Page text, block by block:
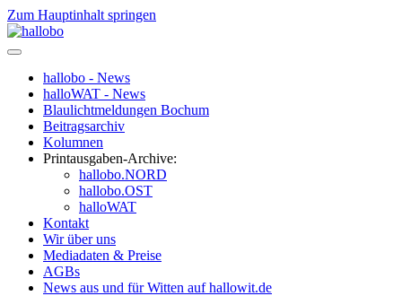
Zum Hauptinhalt springen
hallobo - News
halloWAT - News
Blaulichtmeldungen Bochum
Beitragsarchiv
Kolumnen
Printausgaben-Archive:
hallobo.NORD
hallobo.OST
halloWAT
Kontakt
Wir über uns
Mediadaten & Preise
AGBs
News aus und für Witten auf hallowit.de